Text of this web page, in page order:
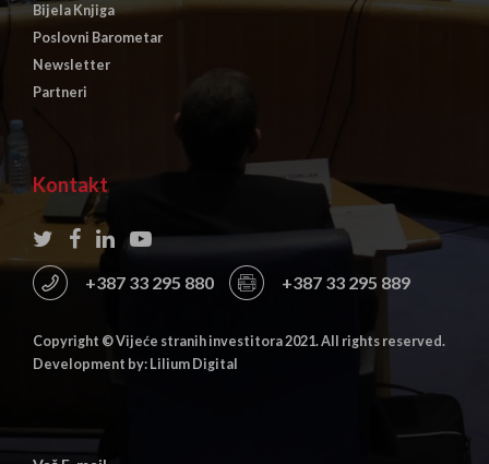
Bijela Knjiga
Poslovni Barometar
Newsletter
Partneri
Kontakt
+387 33 295 880 +387 33 295 889
Copyright © Vijeće stranih investitora 2021. All rights reserved.
Development by: Lilium Digital